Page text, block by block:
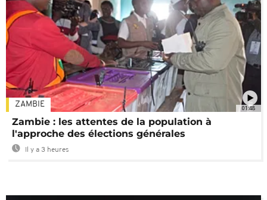
01:48
ZAMBIE
Zambie : les attentes de la population à
l'approche des élections générales
Il y a 3 heures